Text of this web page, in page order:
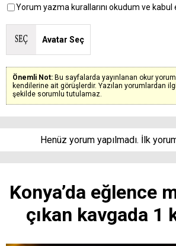
Yorum yazma kurallarını okudum ve kabul
Avatar Seç
Önemli Not: Bu sayfalarda yayınlanan okur
kendilerine ait görüşlerdir. Yazılan yorumlardan
şekilde sorumlu tutulamaz.
Henüz yorum yapılmadı. İlk
Konya’da eğlence
çıkan kavgada 1